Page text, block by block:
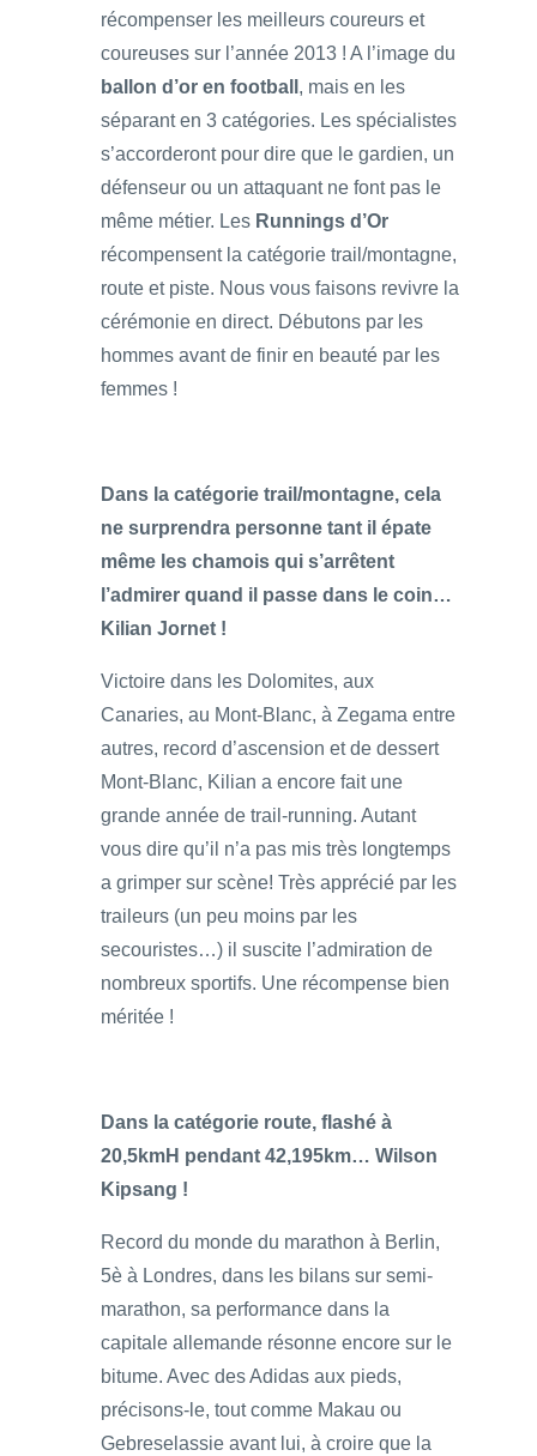
récompenser les meilleurs coureurs et
coureuses sur l’année 2013 ! A l’image du
ballon d’or en football , mais en les
séparant en 3 catégories. Les spécialistes
s’accorderont pour dire que le gardien, un
défenseur ou un attaquant ne font pas le
même métier. Les Runnings d’Or
récompensent la catégorie trail/montagne,
route et piste. Nous vous faisons revivre la
cérémonie en direct. Débutons par les
hommes avant de finir en beauté par les
femmes !
Dans la catégorie trail/montagne, cela
ne surprendra personne tant il épate
même les chamois qui s’arrêtent
l’admirer quand il passe dans le coin…
Kilian Jornet !
Victoire dans les Dolomites, aux
Canaries, au Mont-Blanc, à Zegama entre
autres, record d’ascension et de dessert
Mont-Blanc, Kilian a encore fait une
grande année de trail-running. Autant
vous dire qu’il n’a pas mis très longtemps
a grimper sur scène! Très apprécié par les
traileurs (un peu moins par les
secouristes…) il suscite l’admiration de
nombreux sportifs. Une récompense bien
méritée !
Dans la catégorie route, flashé à
20,5kmH pendant 42,195km… Wilson
Kipsang !
Record du monde du marathon à Berlin,
5è à Londres, dans les bilans sur semi-
marathon, sa performance dans la
capitale allemande résonne encore sur le
bitume. Avec des Adidas aux pieds,
précisons-le, tout comme Makau ou
Gebreselassie avant lui, à croire que la